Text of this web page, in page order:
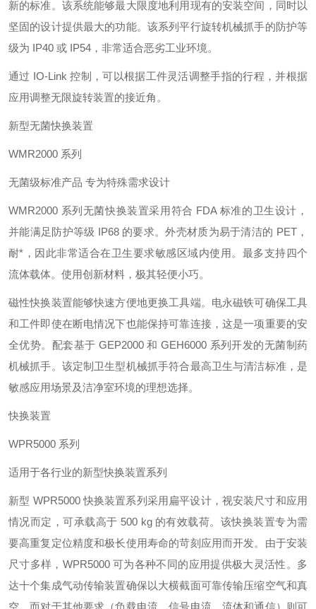
新的标准。该系统能够最大限度地利用现有的安装空间，同时以
坚固的设计提供最大的功能。该系列平行旋转机械抓手的防护等
级为 IP40 或 IP54，非常适合恶劣工业环境。
通过 IO-Link 控制，可以根据工件灵活调整手指的行程，并根据
应用调整无限旋转装置的接近角。
新型无菌快换装置
WMR2000 系列
无菌级标准产品 专为特殊需求设计
WMR2000 系列无菌快换装置采用符合 FDA 标准的卫生设计，
并能满足防护等级 IP68 的要求。外壳材质为易于清洁的 PET，
耐*，因此非常适合在卫生要求敏感区域内使用。最多支持四个
流体载体。使用创新材料，极其轻便小巧。
磁性快换装置能够快速方便地更换工具端。电永磁铁可确保工具
和工件即使在断电情况下也能保持可靠连接，这是一项重要的安
全优势。配套基于 GEP2000 和 GEH6000 系列开发的无菌制药
机械抓手。该定制卫生型机械抓手符合最高卫生与清洁标准，是
敏感应用场景及洁净室环境的理想选择。
快换装置
WPR5000 系列
适用于各行业的新型快换装置系列
新型 WPR5000 快换装置系列采用扁平设计，视安装尺寸和应用
情况而定，可承载高于 500 kg 的有效载荷。该快换装置专为需
要高重复定位精度和极长使用寿命的苛刻应用而开发。由于安装
尺寸多样，WPR5000 可为各种不同的应用提供极大灵活性。多
达十个集成气动传输装置确保以大横截面可靠传输压缩空气和真
空，而对于其他要求（负载电流、信号电流、流体和通信）则可